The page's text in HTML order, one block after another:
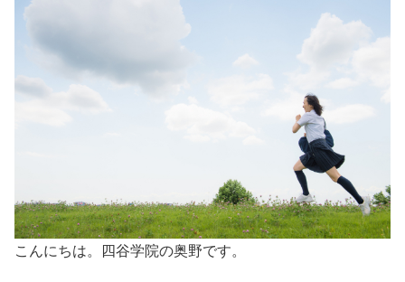
こんにちは。四谷学院の奥野です。